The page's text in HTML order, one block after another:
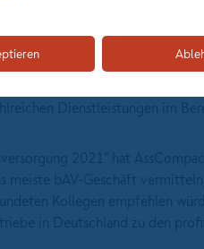
der Versicherer, setzt sich die
an die